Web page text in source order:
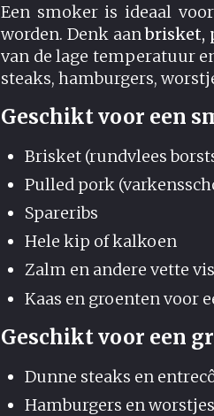
Een smoker is ideaal
worden. Denk aanbrisket,
van de lage temperatuur
steaks, hamburgers,
Geschikt voor een
Brisket (rundvlees
Pulled pork
Spareribs
Hele kip of kalkoen
Zalm en andere vette
Kaas en groenten voor
Geschikt voor een
Dunne steaks en
Hamburgers en worstjes